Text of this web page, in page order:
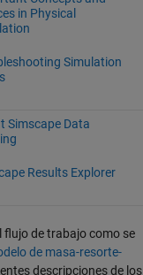
in Physical
Simulation
Simscape Data
Results Explorer
de trabajo como se
de masa-resorte-
descripciones de los